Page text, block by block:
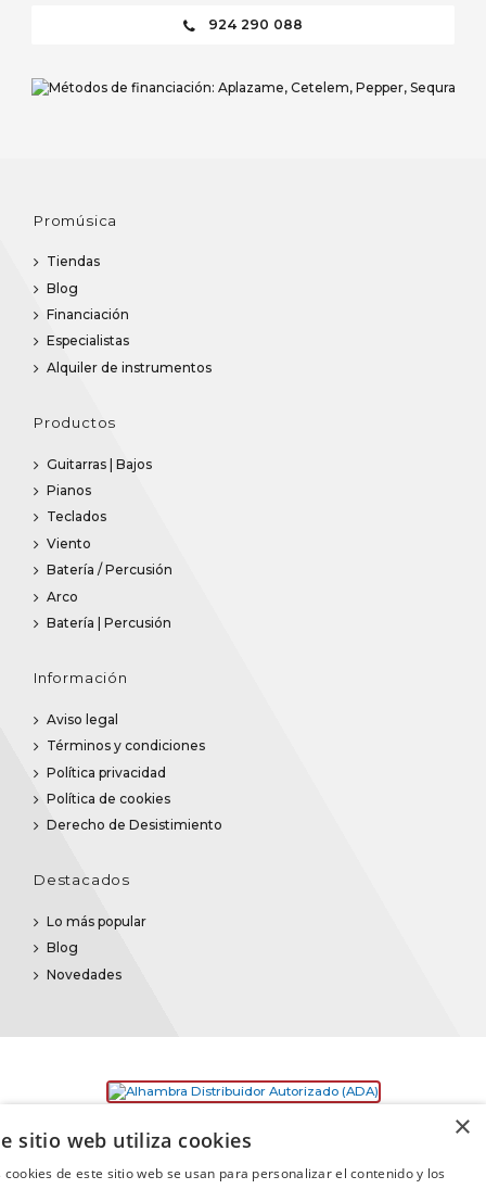
924 290 088
Promúsica
Tiendas
Blog
Financiación
Especialistas
Alquiler de instrumentos
Productos
Guitarras | Bajos
Pianos
Teclados
Viento
Batería / Percusión
Arco
Batería | Percusión
Información
Aviso legal
Términos y condiciones
Política privacidad
Política de cookies
Derecho de Desistimiento
Destacados
Lo más popular
Blog
Novedades
×
sitio web utiliza cookies
cookies de este sitio web se usan para personalizar el contenido y los